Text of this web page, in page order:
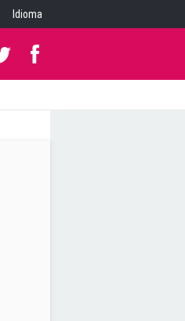
Idioma